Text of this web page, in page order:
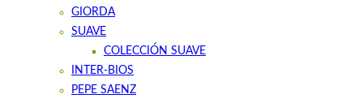
GIORDA
SUAVE
COLECCIÓN SUAVE
INTER-BIOS
PEPE SAENZ